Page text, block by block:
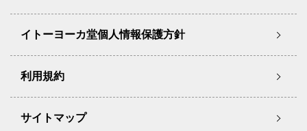
イトーヨーカ堂個人情報保護方針
利用規約
サイトマップ